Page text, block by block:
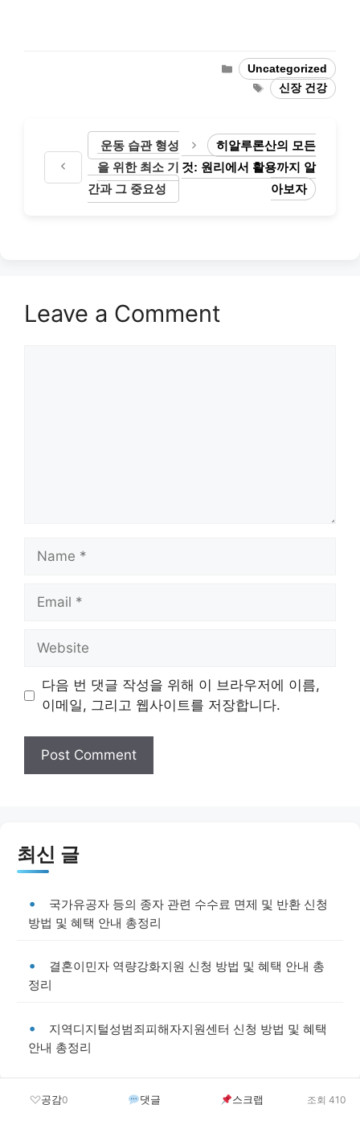
Categories
Uncategorized
Tags
신장 건강
운동 습관 형성
을 위한 최소 기
간과 그 중요성
히알루론산의 모든
것: 원리에서 활용까지 알
아보자
Leave a Comment
Name
Email
Website
다음 번 댓글 작성을 위해 이 브라우저에 이름,
이메일, 그리고 웹사이트를 저장합니다.
최신 글
국가유공자 등의 종자 관련 수수료 면제 및 반환 신청
방법 및 혜택 안내 총정리
결혼이민자 역량강화지원 신청 방법 및 혜택 안내 총
정리
지역디지털성범죄피해자지원센터 신청 방법 및 혜택
안내 총정리
공감0 댓글 스크랩 조회 410